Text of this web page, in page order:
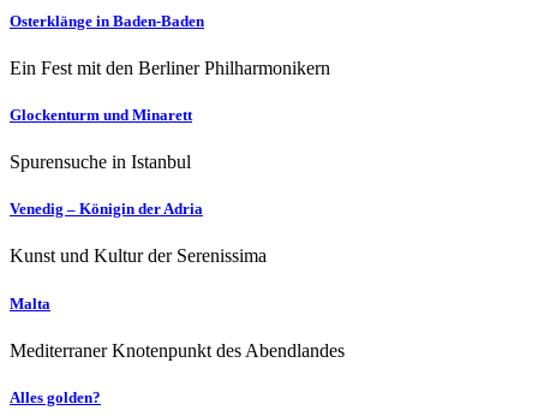
Osterklänge in Baden-Baden
Ein Fest mit den Berliner Philharmonikern
Glockenturm und Minarett
Spurensuche in Istanbul
Venedig – Königin der Adria
Kunst und Kultur der Serenissima
Malta
Mediterraner Knotenpunkt des Abendlandes
Alles golden?